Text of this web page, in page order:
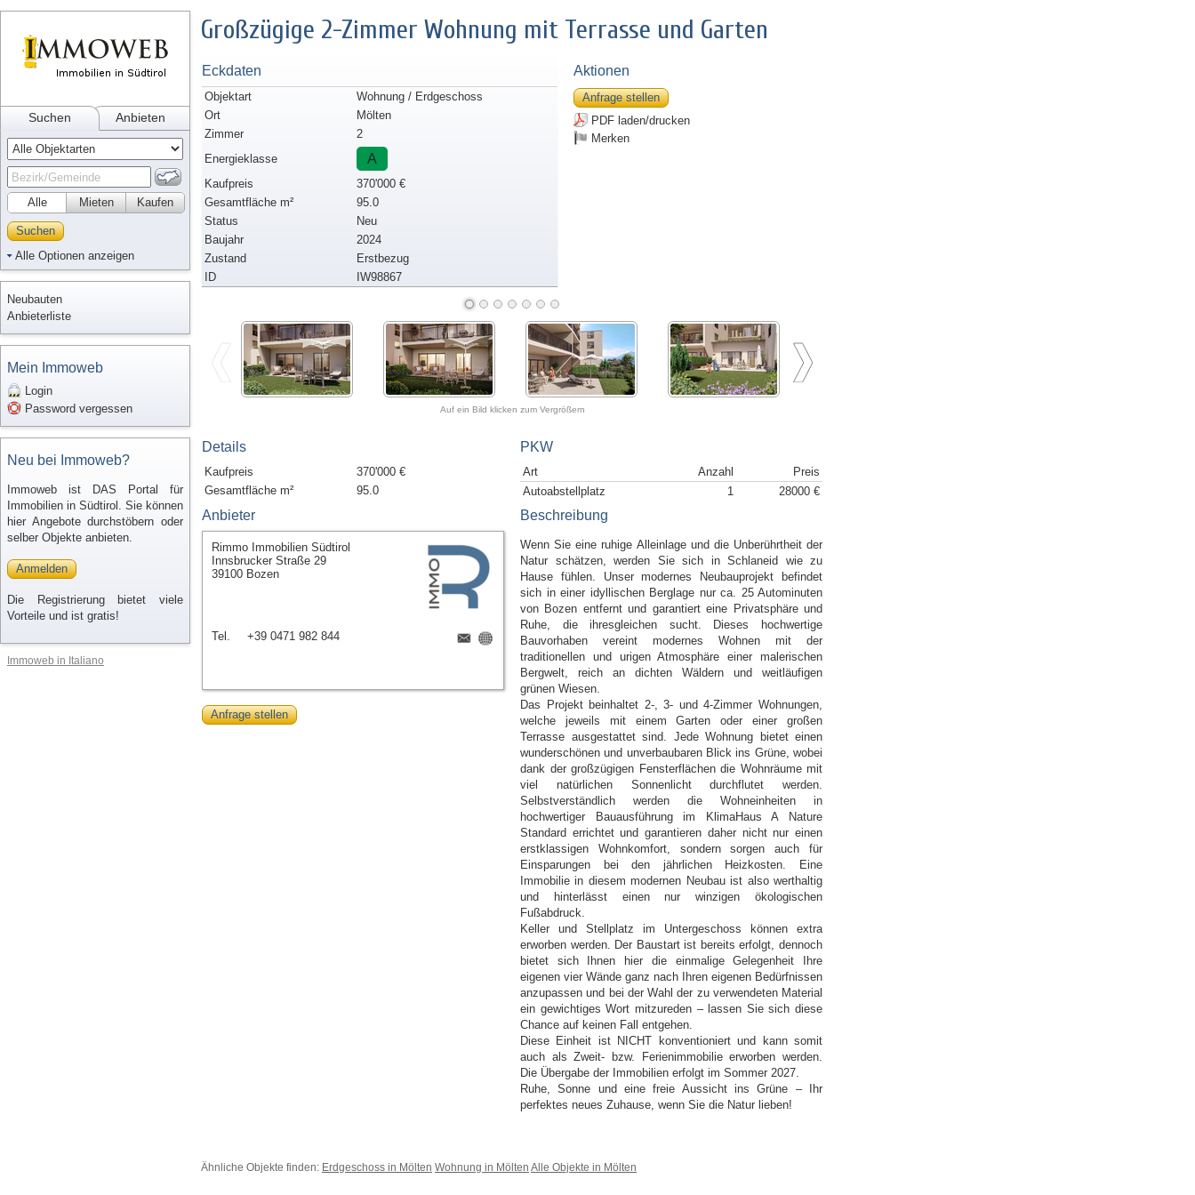
Suchen Anbieten
Alle Kaufen
Mieten
Suchen
Alle Optionen anzeigen
Neubauten
Anbieterliste
Mein Immoweb
Login
Password vergessen
Neu bei Immoweb?
Immoweb ist DAS Portal für
Immobilien in Südtirol. Sie können
hier Angebote durchstöbern oder
selber Objekte anbieten.
Anmelden
Die Registrierung bietet viele
Vorteile und ist gratis!
Immoweb in Italiano
Großzügige 2-Zimmer Wohnung mit Terrasse und Garten
Eckdaten
Objektart
Wohnung / Erdgeschoss
Ort
Mölten
Zimmer
2
Energieklasse
A
Kaufpreis
370'000 €
Gesamtfläche m²
95.0
Status
Neu
Baujahr
2024
Zustand
Erstbezug
ID
IW98867
Aktionen
Anfrage stellen
PDF laden/drucken
Merken
Auf ein Bild klicken zum Vergrößern
Details
Kaufpreis
370'000 €
Gesamtfläche m²
95.0
PKW
Art Anzahl
Preis
Autoabstellplatz
1 28000 €
Beschreibung
Wenn Sie eine ruhige Alleinlage und die Unberührtheit der
Natur schätzen, werden Sie sich in Schlaneid wie zu
Hause fühlen. Unser modernes Neubauprojekt befindet
sich in einer idyllischen Berglage nur ca. 25 Autominuten
von Bozen entfernt und garantiert eine Privatsphäre und
Ruhe, die ihresgleichen sucht. Dieses hochwertige
Bauvorhaben vereint modernes Wohnen mit der
traditionellen und urigen Atmosphäre einer malerischen
Bergwelt, reich an dichten Wäldern und weitläufigen
grünen Wiesen.
Das Projekt beinhaltet 2-, 3- und 4-Zimmer Wohnungen,
welche jeweils mit einem Garten oder einer großen
Terrasse ausgestattet sind. Jede Wohnung bietet einen
wunderschönen und unverbaubaren Blick ins Grüne, wobei
dank der großzügigen Fensterflächen die Wohnräume mit
viel natürlichen Sonnenlicht durchflutet werden.
Selbstverständlich werden die Wohneinheiten in
hochwertiger Bauausführung im KlimaHaus A Nature
Standard errichtet und garantieren daher nicht nur einen
erstklassigen Wohnkomfort, sondern sorgen auch für
Einsparungen bei den jährlichen Heizkosten. Eine
Immobilie in diesem modernen Neubau ist also werthaltig
und hinterlässt einen nur winzigen ökologischen
Fußabdruck.
Keller und Stellplatz im Untergeschoss können extra
erworben werden. Der Baustart ist bereits erfolgt, dennoch
bietet sich Ihnen hier die einmalige Gelegenheit Ihre
eigenen vier Wände ganz nach Ihren eigenen Bedürfnissen
anzupassen und bei der Wahl der zu verwendeten Material
ein gewichtiges Wort mitzureden – lassen Sie sich diese
Chance auf keinen Fall entgehen.
Diese Einheit ist NICHT konventioniert und kann somit
auch als Zweit- bzw. Ferienimmobilie erworben werden.
Die Übergabe der Immobilien erfolgt im Sommer 2027.
Ruhe, Sonne und eine freie Aussicht ins Grüne – Ihr
perfektes neues Zuhause, wenn Sie die Natur lieben!
Anbieter
Rimmo Immobilien Südtirol
Innsbrucker Straße 29
39100 Bozen
Tel. +39 0471 982 844
Anfrage stellen
Ähnliche Objekte finden: Erdgeschoss in Mölten Wohnung in Mölten Alle Objekte in Mölten